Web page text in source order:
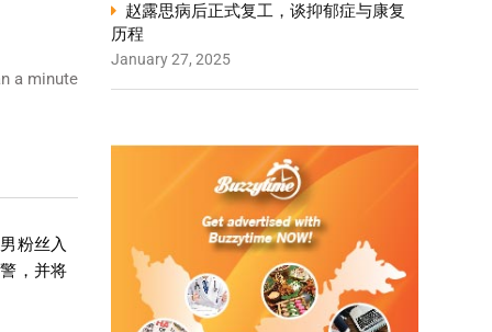
a minute
粉丝入
，并将
赵露思病后正式复工，谈抑郁症与康复
历程
January 27, 2025